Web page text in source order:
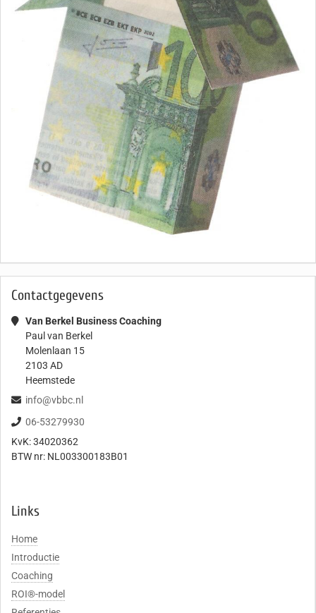
Contactgegevens
Van Berkel Business Coaching
Paul van Berkel
Molenlaan 15
2103 AD
Heemstede
info@vbbc.nl
06-53279930
KvK:34020362
BTW nr: NL003300183B01
Links
Home
Introductie
Coaching
ROI®-model